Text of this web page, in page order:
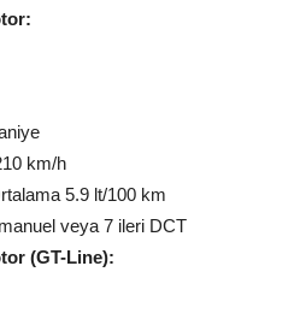
km/h
5.9 lt/100 km
veya 7 ileri DCT
(GT-Line):